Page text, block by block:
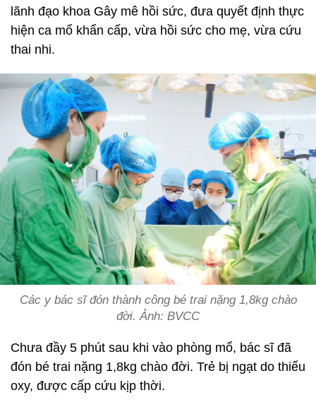
lãnh đạo khoa Gây mê hồi sức, đưa quyết định thực
hiện ca mổ khẩn cấp, vừa hồi sức cho mẹ, vừa cứu
thai nhi.
Các y bác sĩ đón thành công bé trai nặng 1,8kg chào
đời. Ảnh: BVCC
Chưa đầy 5 phút sau khi vào phòng mổ, bác sĩ đã
đón bé trai nặng 1,8kg chào đời. Trẻ bị ngạt do thiếu
oxy, được cấp cứu kịp thời.